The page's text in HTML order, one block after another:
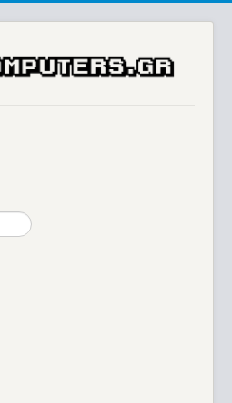
Μουσείο